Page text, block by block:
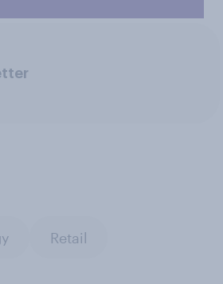
Retail